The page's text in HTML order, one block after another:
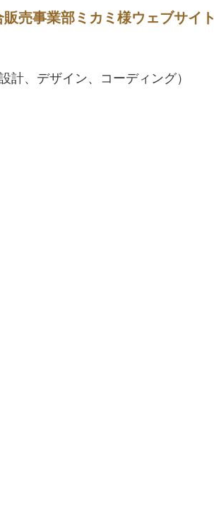
売事業部ミカミ様ウェブサイト
計、デザイン、コーディング）